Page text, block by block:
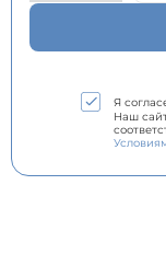
Я
Наш